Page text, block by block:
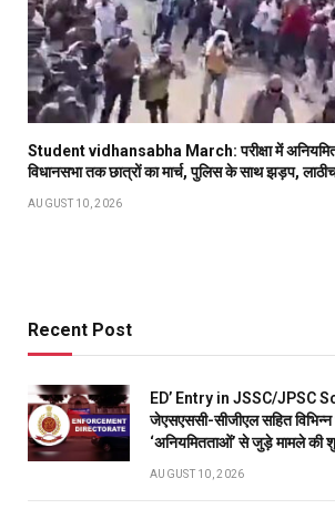
Student vidhansabha March: परीक्षा में
विधानसभा तक छात्रों का मार्च, पुलिस के साथ झड़प,
AUGUST 10, 2026
Recent Post
ED’ Entry in JSSC/JPSC
जेएसएससी-सीजीएल सहित विभिन्न
‘अनियमितताओं’ से जुड़े मामले की
AUGUST 10, 2026